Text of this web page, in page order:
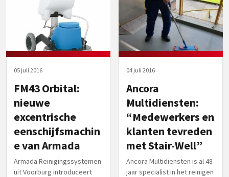
05 juli 2016
FM43 Orbital:
nieuwe
excentrische
eenschijfsmachin
e van Armada
Armada Reinigingssystemen
uit Voorburg introduceert
04 juli 2016
Ancora
Multidiensten:
“Medewerkers en
klanten tevreden
met Stair-Well”
Ancora Multidiensten is al 48
jaar specialist in het reinigen